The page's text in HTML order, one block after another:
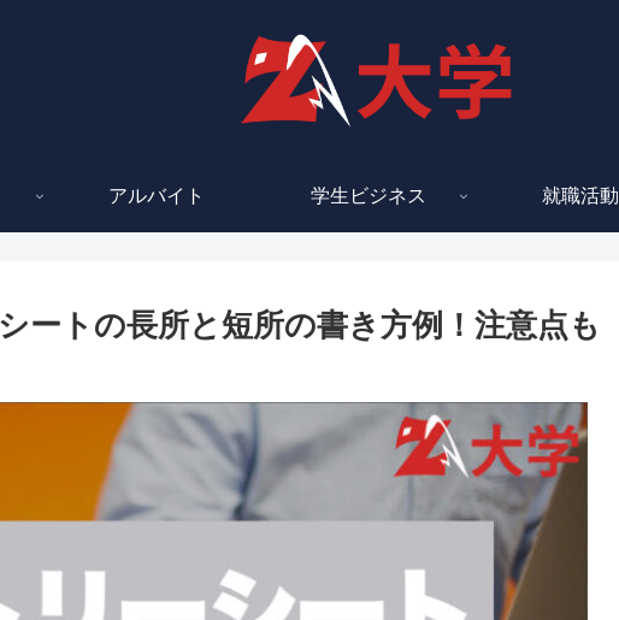
アルバイト 学生ビジネス 就職活動
ートの長所と短所の書き方例！注意点も